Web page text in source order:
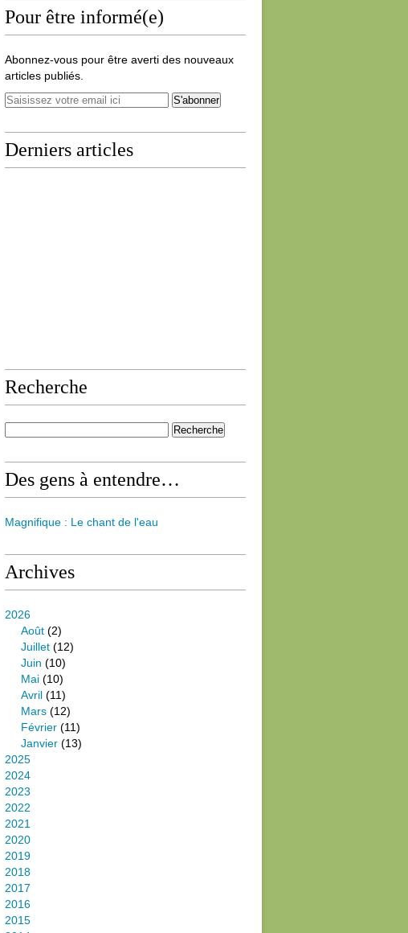
Pour être informé(e)
Abonnez-vous pour être averti des nouveaux
articles publiés.
Derniers articles
Recherche
Des gens à entendre…
Magnifique : Le chant de l'eau
Archives
2026
Août (2)
Juillet (12)
Juin (10)
Mai (10)
Avril (11)
Mars (12)
Février (11)
Janvier (13)
2025
2024
2023
2022
2021
2020
2019
2018
2017
2016
2015